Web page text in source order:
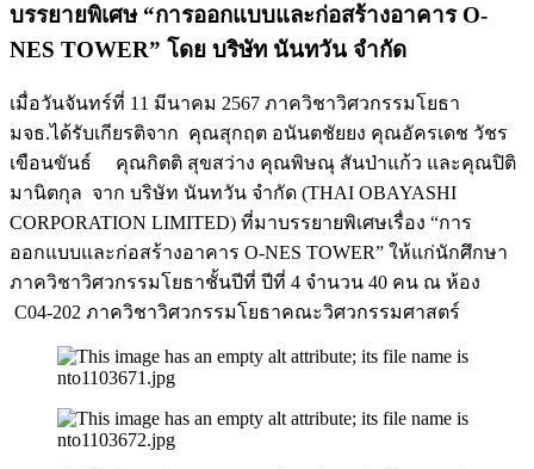
บรรยายพิเศษ “การออกแบบและก่อสร้างอาคาร O-
NES TOWER” โดย บริษัท นันทวัน จำกัด
เมื่อวันจันทร์ที่ 11 มีนาคม 2567 ภาควิชาวิศวกรรมโยธา
มจธ.ได้รับเกียรติจาก คุณสุกฤต อนันตชัยยง คุณอัครเดช วัชร
เขือนขันธ์ คุณกิตติ สุขสว่าง คุณพิษณุ สันป่าแก้ว และคุณปิติ
มานิตกุล จาก บริษัท นันทวัน จำกัด (THAI OBAYASHI
CORPORATION LIMITED) ที่มาบรรยายพิเศษเรื่อง “การ
ออกแบบและก่อสร้างอาคาร O-NES TOWER” ให้แก่นักศึกษา
ภาควิชาวิศวกรรมโยธาชั้นปีที่ ปีที่ 4 จำนวน 40 คน ณ ห้อง
C04-202 ภาควิชาวิศวกรรมโยธาคณะวิศวกรรมศาสตร์